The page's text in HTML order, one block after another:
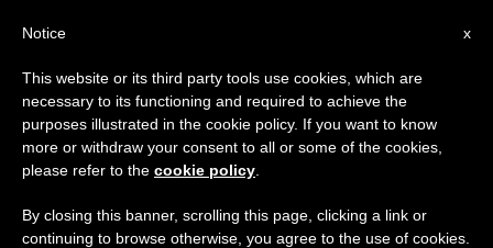
Benedicto XVI: La senda de Juan
Eudes para penetrar en el
abismo de amor
×
Aviso importante
Del 27 de julio al 7 de agosto haremos la pausa
anual, aprovechando que en el periodo de verano
se generan menos informaciones y también el
x
Notice
This website or its third party tools use cookies, which are
necessary to its functioning and required to achieve the
purposes illustrated in the cookie policy. If you want to know
more or withdraw your consent to all or some of the cookies,
please refer to the cookie policy
By closing this banner, scrolling this page, clicking a link or
continuing to browse otherwise, you agree to the use of cookies.